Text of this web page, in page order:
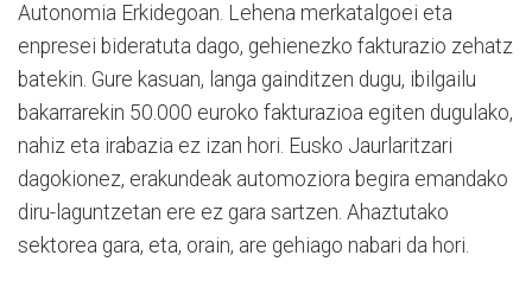
Autonomia Erkidegoan. Lehena merkatalgoei eta
enpresei bideratuta dago, gehienezko fakturazio zehatz
batekin. Gure kasuan, langa gainditzen dugu, ibilgailu
bakarrarekin 50.000 euroko fakturazioa egiten dugulako,
nahiz eta irabazia ez izan hori. Eusko Jaurlaritzari
dagokionez, erakundeak automoziora begira emandako
diru-laguntzetan ere ez gara sartzen. Ahaztutako
sektorea gara, eta, orain, are gehiago nabari da hori.